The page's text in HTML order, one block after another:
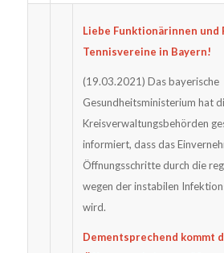
Liebe Funktionärinnen und
Tennisvereine in Bayern!
(19.03.2021) Das bayerische
Gesundheitsministerium hat
Kreisverwaltungsbehörden
informiert, dass das
Öffnungsschritte durch die
wegen der instabilen
wird.
Dementsprechend kommt